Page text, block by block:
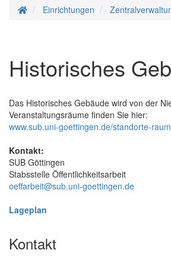
StartseiteEinrichtungen
Historisches
Das Historisches Gebäude wird von der
Veranstaltungsräume finden Sie hier:
www.sub.uni-goettingen.de/standorte-
Kontakt:
SUB Göttingen
Stabsstelle Öffentlichkeitsarbeit
oeffarbeit@sub.uni-goettingen.de
Lageplan
Kontakt